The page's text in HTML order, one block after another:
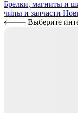
Брелки, магниты и
чипы и запчасти
Выберите